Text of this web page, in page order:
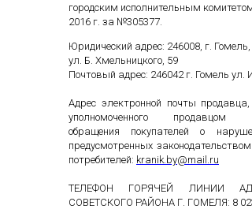
городским исполнительным
2016 г. за №305377.
Юридический адрес: 246008, г. Гомель,
ул. Б. Хмельницкого, 59
Почтовый адрес: 246042 г. Гомель ул.
Адрес электронной почты
уполномоченного продавцом
обращения покупателей о
предусмотренных
потребителей: kranik.by@mail .ru
ТЕЛЕФОН ГОРЯЧЕЙ ЛИНИИ
СОВЕТСКОГО РАЙОНА Г. ГОМЕЛЯ: 8